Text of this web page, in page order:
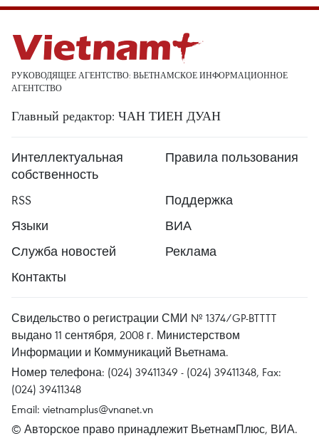
РУКОВОДЯЩЕЕ АГЕНТСТВО: ВЬЕТНАМСКОЕ ИНФОРМАЦИОННОЕ
АГЕНТСТВО
Главный редактор: ЧАН ТИЕН ДУАН
Интеллектуальная
собственность
Правила пользования
RSS
Поддержка
Языки
ВИА
Служба новостей
Реклама
Контакты
Свидельство о регистрации СМИ № 1374/GP-BTTTT
выдано 11 сентября, 2008 г. Министерством
Информации и Коммуникаций Вьетнама.
Номер телефона: (024) 39411349 - (024) 39411348, Fax:
(024) 39411348
Email: vietnamplus@vnanet.vn
© Авторское право принадлежит ВьетнамПлюс, ВИА.